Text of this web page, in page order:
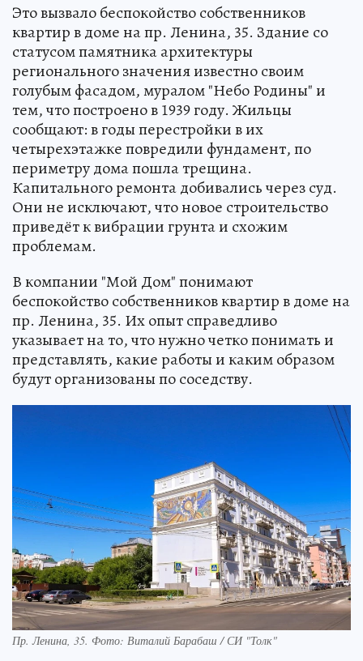
Это вызвало беспокойство собственников
квартир в доме на пр. Ленина, 35. Здание со
статусом памятника архитектуры
регионального значения известно своим
голубым фасадом, муралом "Небо Родины" и
тем, что построено в 1939 году. Жильцы
сообщают: в годы перестройки в их
четырехэтажке повредили фундамент, по
периметру дома пошла трещина.
Капитального ремонта добивались через суд.
Они не исключают, что новое строительство
приведёт к вибрации грунта и схожим
проблемам.
В компании "Мой Дом" понимают
беспокойство собственников квартир в доме на
пр. Ленина, 35. Их опыт справедливо
указывает на то, что нужно четко понимать и
представлять, какие работы и каким образом
будут организованы по соседству.
Пр. Ленина, 35. Фото: Виталий Барабаш / СИ "Толк"